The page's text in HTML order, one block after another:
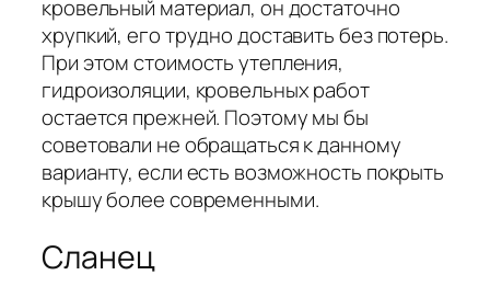
кровельный материал, он достаточно
хрупкий, его трудно доставить без потерь.
При этом стоимость утепления,
гидроизоляции, кровельных работ
остается прежней. Поэтому мы бы
советовали не обращаться к данному
варианту, если есть возможность покрыть
крышу более современными.
Сланец